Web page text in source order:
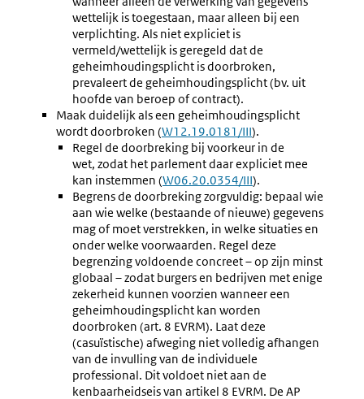
wettelijk is toegestaan, maar alleen bij een
verplichting. Als niet expliciet is
vermeld/wettelijk is geregeld dat de
geheimhoudingsplicht is doorbroken,
prevaleert de geheimhoudingsplicht (bv. uit
hoofde van beroep of contract).
Maak duidelijk als een geheimhoudingsplicht
wordt doorbroken (Externe
link:
W12.19.0181/III).
Regel de doorbreking bij voorkeur in de
wet, zodat het parlement daar expliciet mee
kan instemmen (Externe
link:
W06.20.0354/III).
Begrens de doorbreking zorgvuldig: bepaal wie
aan wie welke (bestaande of nieuwe) gegevens
mag of moet verstrekken, in welke situaties en
onder welke voorwaarden. Regel deze
begrenzing voldoende concreet – op zijn minst
globaal – zodat burgers en bedrijven met enige
zekerheid kunnen voorzien wanneer een
geheimhoudingsplicht kan worden
doorbroken (art. 8 EVRM). Laat deze
(casuïstische) afweging niet volledig afhangen
van de invulling van de individuele
professional. Dit voldoet niet aan de
kenbaarheidseis van artikel 8 EVRM. De AP